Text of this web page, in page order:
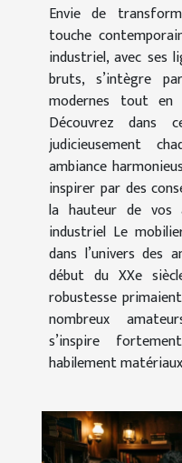
Envie de
touche
industriel, avec ses
bruts, s’intègre
modernes tout en
Découvrez dans
judicieusement
ambiance
inspirer par des
la hauteur de vos
industriel Le
dans l’univers des
début du XXe
robustesse
nombreux
s’inspire
habilement